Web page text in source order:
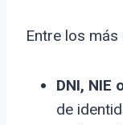
Entre los
DNI, NIE
de